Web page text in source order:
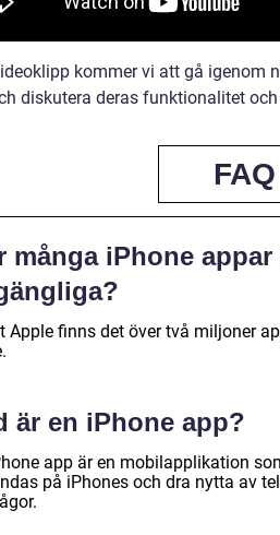
kommer vi att gå igenom
diskutera deras funktionalitet
FAQ
många iPhone
Apple finns det över två miljoner
är en iPhone app?
app är en mobilapplikation
på iPhones och dra nytta av